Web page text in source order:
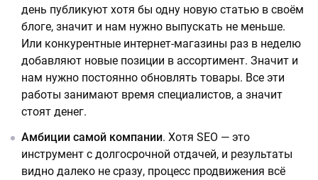
день публикуют хотя бы одну новую статью в своём
блоге, значит и нам нужно выпускать не меньше.
Или конкурентные интернет-магазины раз в неделю
добавляют новые позиции в ассортимент. Значит и
нам нужно постоянно обновлять товары. Все эти
работы занимают время специалистов, а значит
стоят денег.
Амбиции самой компании. Хотя SEO — это
инструмент с долгосрочной отдачей, и результаты
видно далеко не сразу, процесс продвижения всё